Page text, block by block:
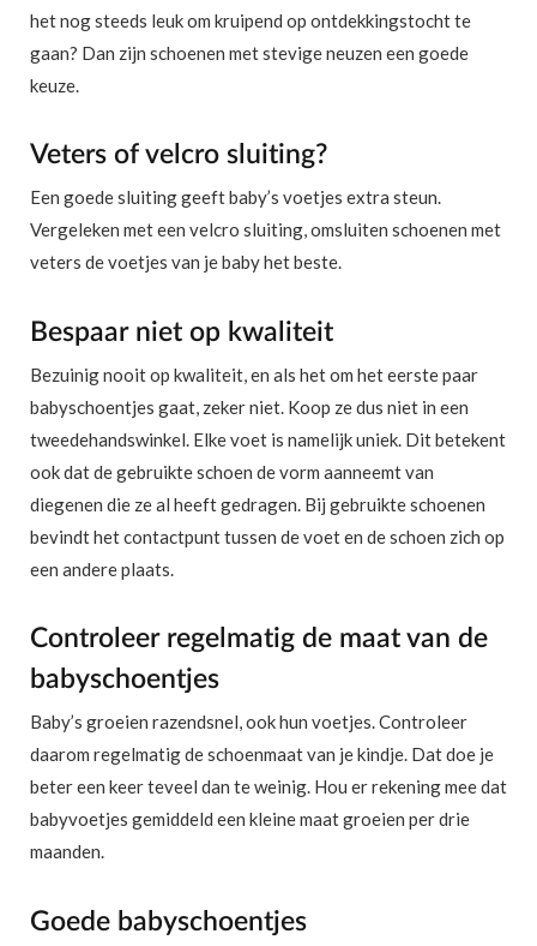
het nog steeds leuk om kruipend op ontdekkingstocht te
gaan? Dan zijn schoenen met stevige neuzen een goede
keuze.
Veters of velcro sluiting?
Een goede sluiting geeft baby’s voetjes extra steun.
Vergeleken met een velcro sluiting, omsluiten schoenen met
veters de voetjes van je baby het beste.
Bespaar niet op kwaliteit
Bezuinig nooit op kwaliteit, en als het om het eerste paar
babyschoentjes gaat, zeker niet. Koop ze dus niet in een
tweedehandswinkel. Elke voet is namelijk uniek. Dit betekent
ook dat de gebruikte schoen de vorm aanneemt van
diegenen die ze al heeft gedragen. Bij gebruikte schoenen
bevindt het contactpunt tussen de voet en de schoen zich op
een andere plaats.
Controleer regelmatig de maat van de
babyschoentjes
Baby’s groeien razendsnel, ook hun voetjes. Controleer
daarom regelmatig de schoenmaat van je kindje. Dat doe je
beter een keer teveel dan te weinig. Hou er rekening mee dat
babyvoetjes gemiddeld een kleine maat groeien per drie
maanden.
Goede babyschoentjes